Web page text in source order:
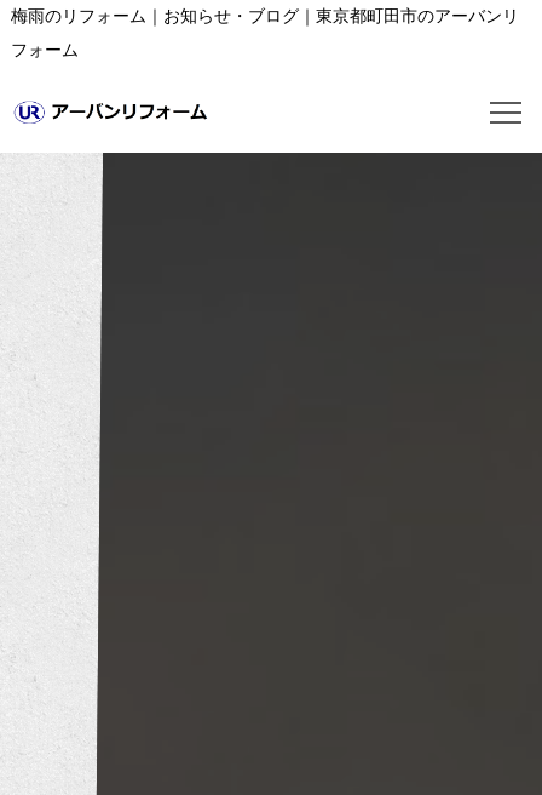
梅雨のリフォーム｜お知らせ・ブログ｜東京都町田市のアーバンリ
フォーム
トイレリフォーム
洗面所リフォーム
浴室リフォーム
キッチンリフォーム